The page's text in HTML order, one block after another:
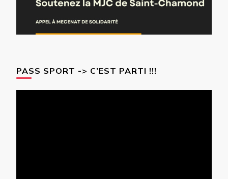
PASS SPORT -> C’EST PARTI !!!